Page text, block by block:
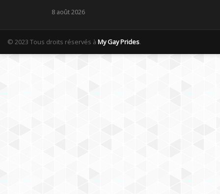
8 août 2026
© 2023 Tous droits réservés à My Gay Prides.